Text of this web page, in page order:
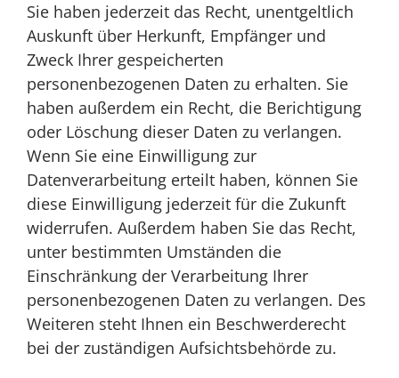
Sie haben jederzeit das Recht, unentgeltlich
Auskunft über Herkunft, Empfänger und
Zweck Ihrer gespeicherten
personenbezogenen Daten zu erhalten. Sie
haben außerdem ein Recht, die Berichtigung
oder Löschung dieser Daten zu verlangen.
Wenn Sie eine Einwilligung zur
Datenverarbeitung erteilt haben, können Sie
diese Einwilligung jederzeit für die Zukunft
widerrufen. Außerdem haben Sie das Recht,
unter bestimmten Umständen die
Einschränkung der Verarbeitung Ihrer
personenbezogenen Daten zu verlangen. Des
Weiteren steht Ihnen ein Beschwerderecht
bei der zuständigen Aufsichtsbehörde zu.